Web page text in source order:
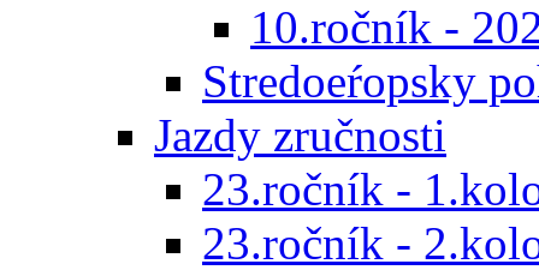
10.ročník -
Stredoeŕopsky
Jazdy zručnosti
23.ročník -
23.ročník -